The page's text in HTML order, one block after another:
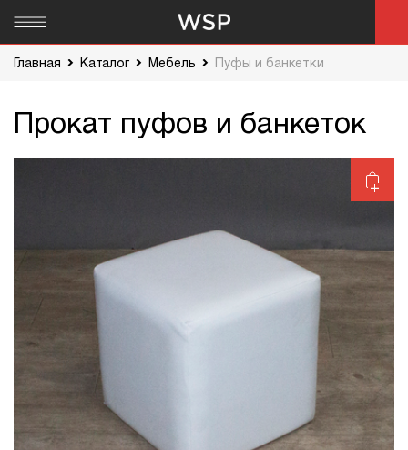
Главная Каталог Мебель Пуфы и банкетки
Прокат пуфов и банкеток